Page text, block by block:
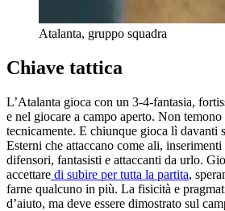
Atalanta, gruppo squadra
Chiave tattica
L’Atalanta gioca con un 3-4-fantasia,
e nel giocare a campo aperto. Non
tecnicamente. E chiunque gioca lì davanti
Esterni che attaccano come ali,
difensori, fantasisti e attaccanti da urlo.
accettare di subire per tutta la partita,
farne qualcuno in più. La fisicità e
d’aiuto, ma deve essere dimostrato sul